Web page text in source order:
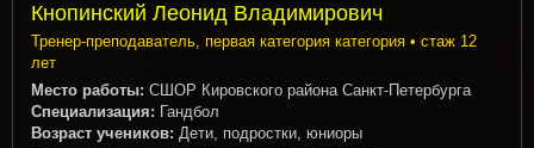
Кнопинский Леонид Владимирович
Тренер-преподаватель, первая категория категория • стаж 12
лет
Место работы: СШОР Кировского района Санкт-Петербурга
Специализация: Гандбол
Возраст учеников: Дети, подростки, юниоры